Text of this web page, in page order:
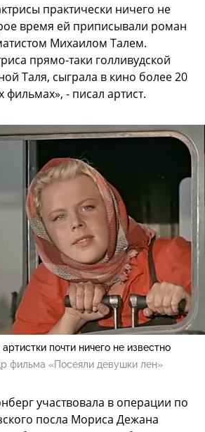
практически ничего не
время ей приписывали роман
Михаилом Талем.
прямо-таки голливудской
Таля, сыграла в кино более 20
фильмах», - писал артист.
почти ничего не известно
фильма «Посеяли девушки лен»
участвовала в операции по
посла Мориса Дежана